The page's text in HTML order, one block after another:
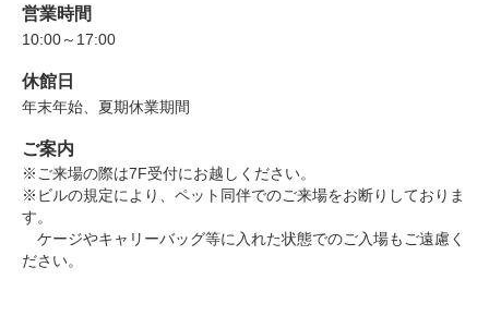
営業時間
10:00～17:00
休館日
年末年始、夏期休業期間
ご案内
※ご来場の際は7F受付にお越しください。
※ビルの規定により、ペット同伴でのご来場をお断りしておりま
す。
ケージやキャリーバッグ等に入れた状態でのご入場もご遠慮く
ださい。